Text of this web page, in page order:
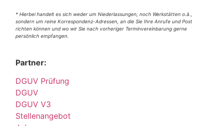
* Hierbei handelt es sich weder um Niederlassungen, noch Werkstätten o.ä.,
sondern um reine Korrespondenz-Adressen, an die Sie Ihre Anrufe und Post
richten können und wo wir Sie nach vorheriger Terminvereinbarung gerne
persönlich empfangen.
Partner:
DGUV Prüfung
DGUV
DGUV V3
Stellenangebot